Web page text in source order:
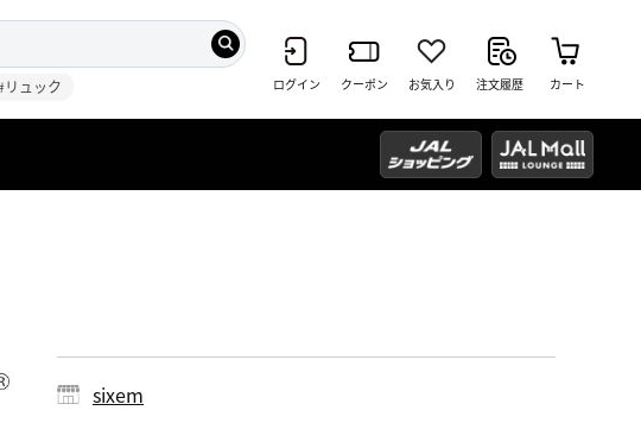
リュック ログイン クーポン お気入り 注文履歴 カート
sixem